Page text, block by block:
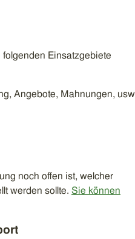
Einsatzgebiete
Angebote, Mahnungen,
noch offen ist, welcher
werden sollte. Sie können